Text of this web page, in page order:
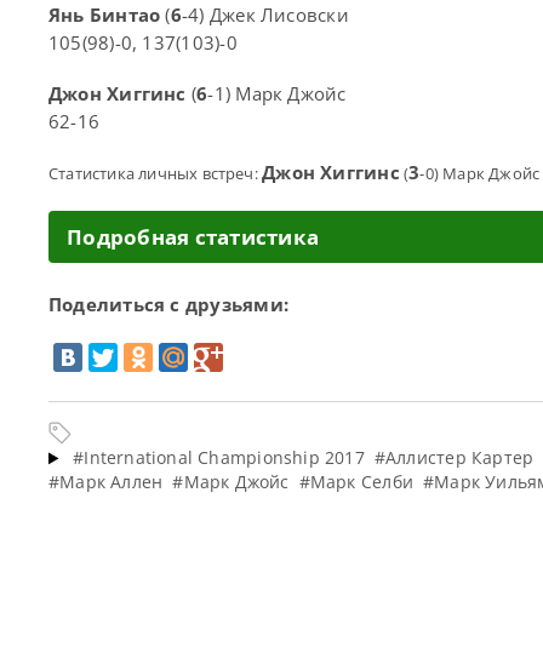
Янь Бинтао (6-4) Джек Лисовски
105(98)-0, 137(103)-0
Джон Хиггинс (6-1) Марк Джойс
62-16
Статистика личных встреч:Джон Хиггинс (3-0) Марк Джойс
Подробная статистика
Поделиться с друзьями:
#International Championship 2017 #Аллистер Картер
#Марк Аллен #Марк Джойс #Марк Селби #Марк